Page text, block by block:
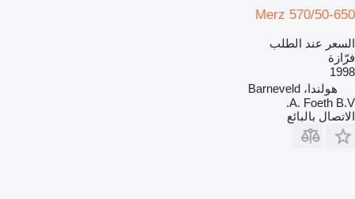
Merz 570/50-650
السعر عند الطلب
فرّازة
1998
هولندا، Barneveld
A. Foeth B.V.
الاتصال بالبائع